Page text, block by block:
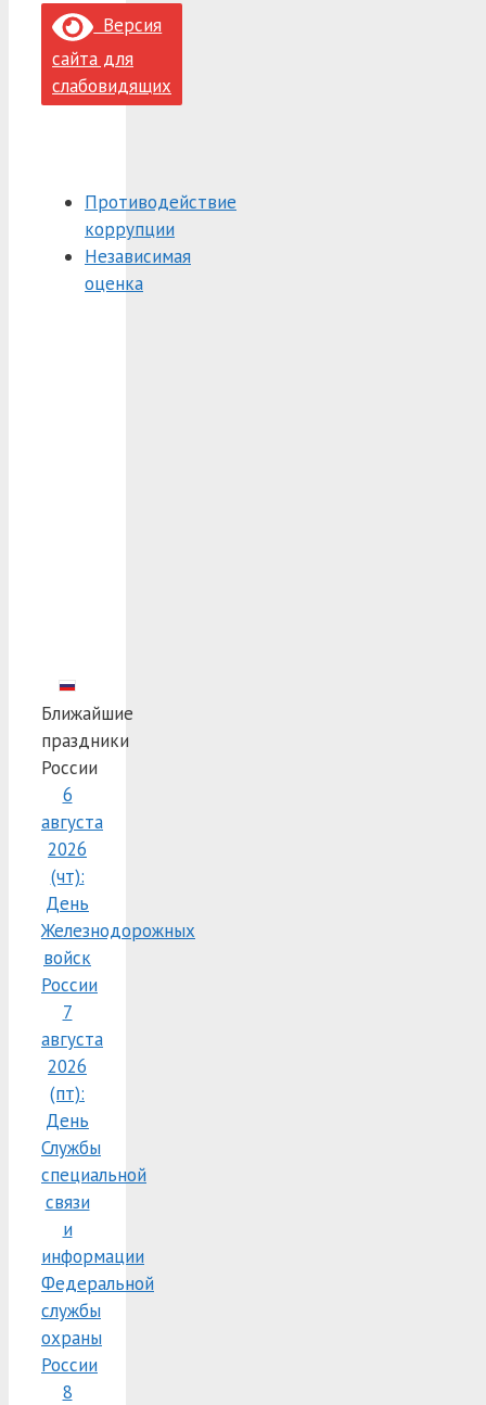
Версия
сайта для
слабовидящих
Противодействие
коррупции
Независимая
оценка
Ближайшие
праздники
России
6
августа
2026
(чт):
День
Железнодорожных
войск
России
7
августа
2026
(пт):
День
Службы
специальной
связи
и
информации
Федеральной
службы
охраны
России
8